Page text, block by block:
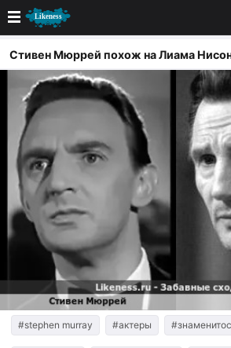
Новые
Лучшие
Голосование
Кандидаты
Случайное сходство 👍
Создать сходство
Для публикации необходима
Поиск
Стивен Мюррей похож на Лиама
#stephen murray #актеры